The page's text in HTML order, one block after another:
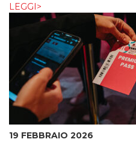
LEGGI>
19 FEBBRAIO 2026